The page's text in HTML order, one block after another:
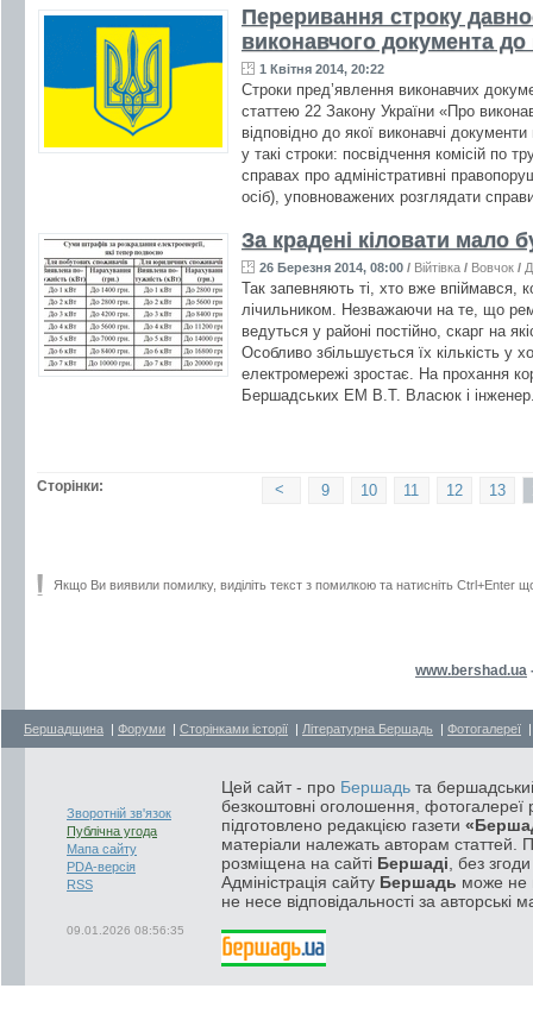
Переривання строку
виконавчого документа
1 Квітня 2014, 20:22
Строки пред’явлення виконавчих
статтею 22 Закону України «Про
відповідно до якої виконавчі
у такі строки: посвідчення комісій по
справах про адміністративні
осіб), уповноважених розглядати
За крадені кіловати мало
26 Березня 2014, 08:00 / Війтівка / Вовчок /
Так запевняють ті, хто вже впіймався,
лічильником. Незважаючи на те, що
ведуться у районі постійно, скарг на
Особливо збільшується їх кількість у
електромережі зростає. На прохання
Бершадських ЕМ В.Т. Власюк і
Сторінки: 13
12
11
10
9
<
Якщо Ви виявили помилку, виділіть текст з помилкою та натисніть Ctrl+Enter
www.bershad.ua
Бершадщина | Форуми | Сторінками історії | Літературна Бершадь | Фотогалереї
Зворотній зв'язок
Публічна угода
Мапа сайту
PDA-версія
RSS
09.01.2026 08:56:35
Цей сайт - про Бершадь та
безкоштовні оголошення, фотогалереї
підготовлено редакцією газети
матеріали належать авторам статтей.
розміщена на сайті Бершаді , без
Адміністрація сайту Бершадь може не
не несе відповідальності за авторські